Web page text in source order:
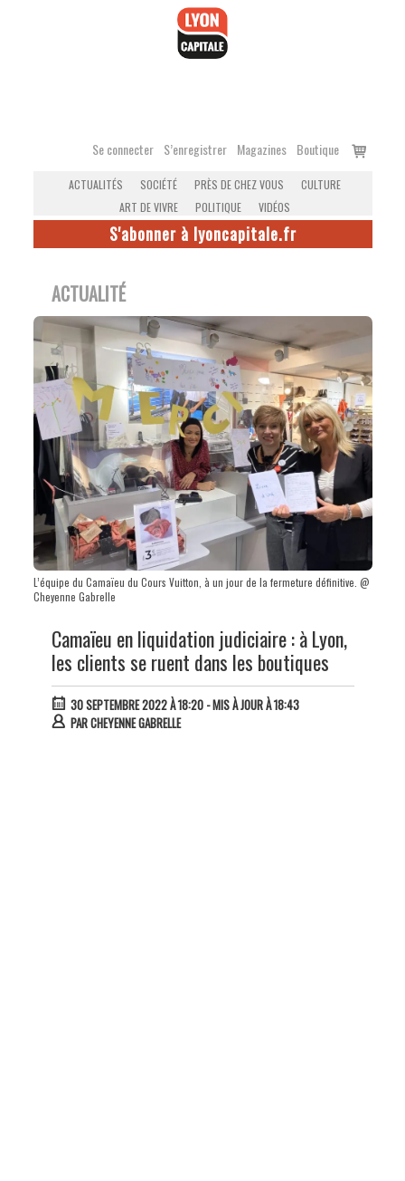
Se connecter S’enregistrer Magazines Boutique
Voir
ACTUALITÉS SOCIÉTÉ PRÈS DE CHEZ VOUS
CULTURE
ART DE VIVRE
POLITIQUE VIDÉOS
S'abonner à lyoncapitale.fr
ACTUALITÉ
L’équipe du Camaïeu du Cours Vuitton, à un jour de la fermeture définitive. @
Cheyenne Gabrelle
Camaïeu en liquidation judiciaire : à Lyon,
les clients se ruent dans les boutiques
30 SEPTEMBRE 2022 À 18:20- MIS À JOUR À 18:43
PARCHEYENNE GABRELLE